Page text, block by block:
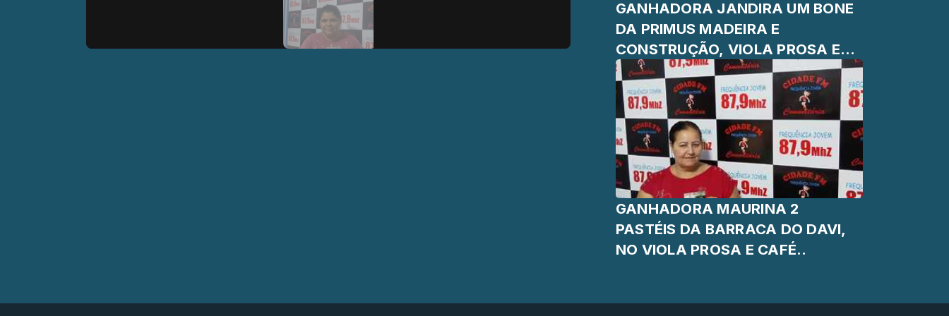
GANHADORA JANDIRA UM BONE
DA PRIMUS MADEIRA E
CONSTRUÇÃO, VIOLA PROSA E
CAFÉ...
GANHADORA MAURINA 2
PASTÉIS DA BARRACA DO DAVI,
NO VIOLA PROSA E CAFÉ..